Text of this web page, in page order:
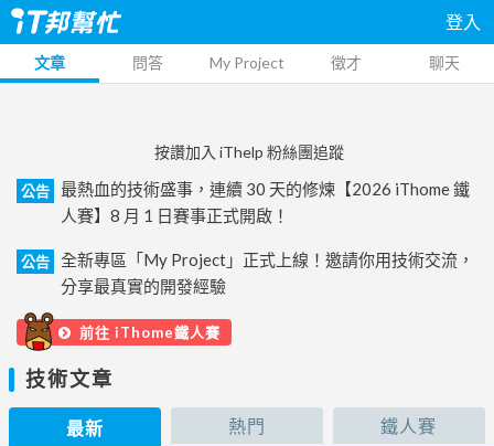
登入
文章 問答 My Project 徵才 聊天
按讚加入 iThelp 粉絲團追蹤
公告
最熱血的技術盛事，連續 30 天的修煉【2026 iThome 鐵
人賽】8 月 1 日賽事正式開啟！
公告
全新專區「My Project」正式上線！邀請你用技術交流，
分享最真實的開發經驗
前往 iThome鐵人賽
技術文章
最新 熱門 鐵人賽